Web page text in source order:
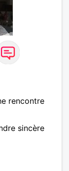
rencontre
sincère